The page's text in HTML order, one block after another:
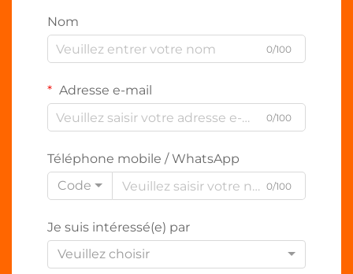
Nom
0/100
Adresse e-mail
0/100
Téléphone mobile / WhatsApp
Code
0/100
Je suis intéressé(e) par
Veuillez choisir